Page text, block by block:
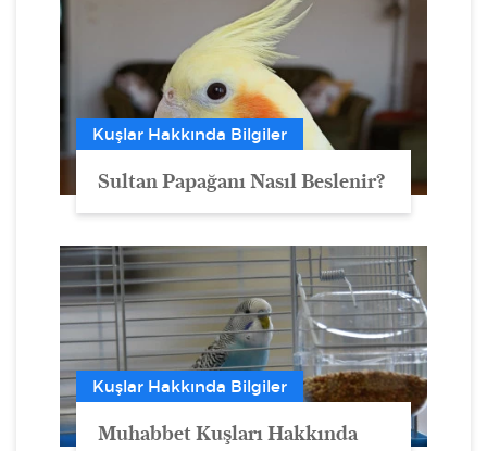
Kuşlar Hakkında Bilgiler
Sultan Papağanı Nasıl Beslenir?
Kuşlar Hakkında Bilgiler
Muhabbet Kuşları Hakkında